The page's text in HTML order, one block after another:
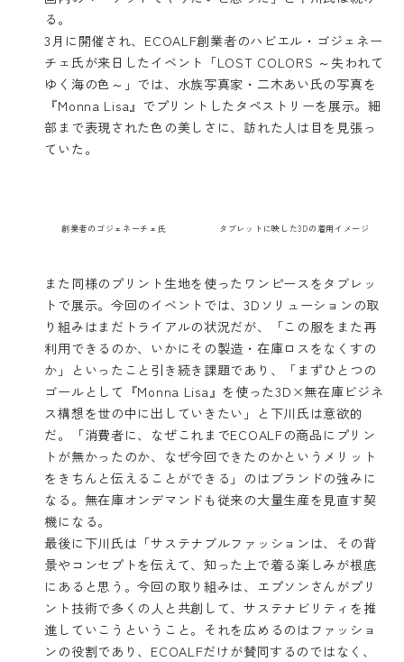
る。
3月に開催され、ECOALF創業者のハビエル・ゴジェネー
チェ氏が来日したイベント「LOST COLORS ～失われて
ゆく海の色～」では、水族写真家・二木あい氏の写真を
『Monna Lisa』でプリントしたタペストリーを展示。細
部まで表現された色の美しさに、訪れた人は目を見張っ
ていた。
創業者のゴジェネーチェ氏 タブレットに映した3Dの着用イメージ
また同様のプリント生地を使ったワンピースをタブレッ
トで展示。今回のイベントでは、3Dソリューションの取
り組みはまだトライアルの状況だが、「この服をまた再
利用できるのか、いかにその製造・在庫ロスをなくすの
か」といったこと引き続き課題であり、「まずひとつの
ゴールとして『Monna Lisa』を使った3D×無在庫ビジネ
ス構想を世の中に出していきたい」と下川氏は意欲的
だ。「消費者に、なぜこれまでECOALFの商品にプリン
トが無かったのか、なぜ今回できたのかというメリット
をきちんと伝えることができる」のはブランドの強みに
なる。無在庫オンデマンドも従来の大量生産を見直す契
機になる。
最後に下川氏は「サステナブルファッションは、その背
景やコンセプトを伝えて、知った上で着る楽しみが根底
にあると思う。今回の取り組みは、エプソンさんがプリ
ント技術で多くの人と共創して、サステナビリティを推
進していこうということ。それを広めるのはファッショ
ンの役割であり、ECOALFだけが賛同するのではなく、